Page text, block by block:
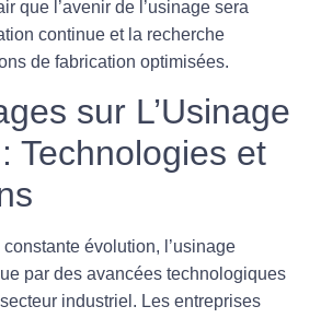
que l’avenir de l’usinage sera
continue et la recherche
de fabrication optimisées.
sur L’Usinage
Technologies et
évolution, l’usinage
par des avancées technologiques
industriel. Les entreprises